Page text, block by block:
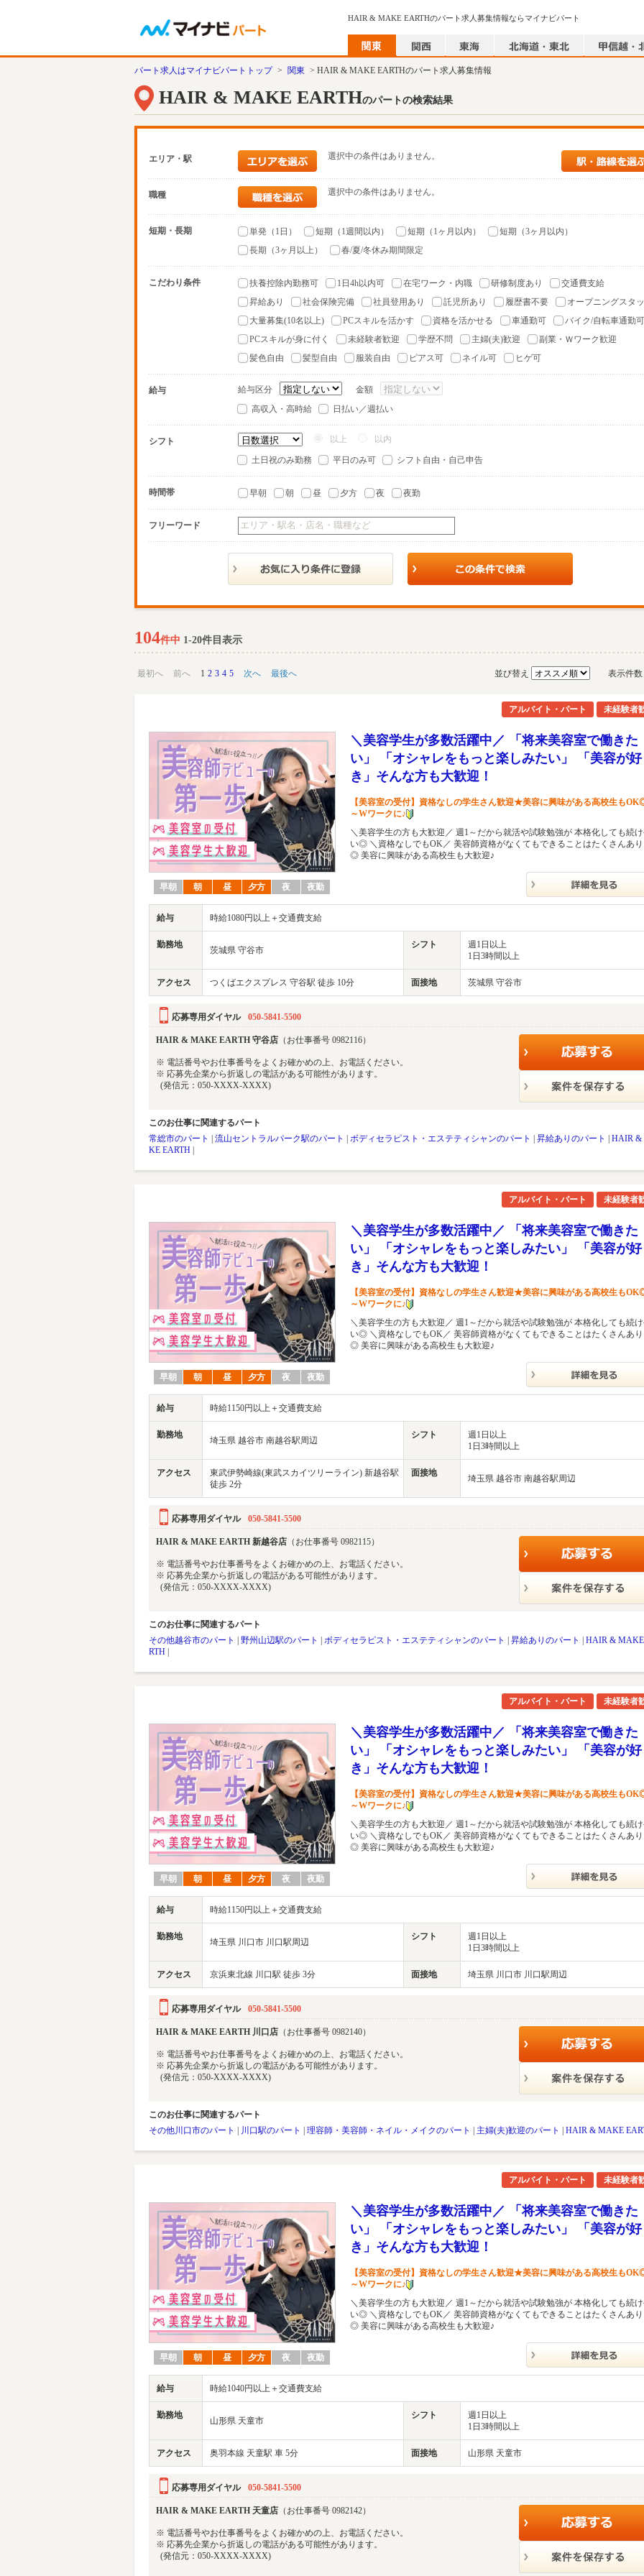
HAIR & MAKE EARTHのパート求人募集情報ならマイナビパート
パート求人はマイナビパートトップ > 関東 > HAIR & MAKE EARTHのパート求人募集情報
HAIR & MAKE EARTHのパートの検索結果
エリア・駅 選択中の条件はありません。
職種 選択中の条件はありません。
短期・長期 単発（1日） 短期（1週間以内） 短期（1ヶ月以内）
短期（3ヶ月以内）
長期（3ヶ月以上）
春/夏/冬休み期間限定
こだわり条件 扶養控除内勤務可 1日4h以内可 在宅ワーク・内職 研修制度あり
交通費支給
昇給あり
社会保険完備 社員登用あり 託児所あり 履歴書不要
オープニングスタ
大量募集(10名以上)
PCスキルを活かす 資格を活かせる 車通勤可
バイク/自転車通勤可
PCスキルが身に付く
未経験者歓迎 学歴不問 主婦(夫)歓迎
副業・Ｗワーク歓迎
髪色自由
髪型自由 服装自由 ピアス可 ネイル可 ヒゲ可
給与 給与区分
金額
高収入・高時給
日払い／週払い
シフト 以上 以内
土日祝のみ勤務 平日のみ可 シフト自由・自己申告
時間帯 早朝 朝 昼 夕方 夜 夜勤
フリーワード
104件中 1-20件目表示
最初へ 前へ 1 2 3 4 5 次へ 最後へ 並び替え 表示件数
アルバイト・パート 未経験者
早朝 朝 昼 夕方 夜 夜勤
＼美容学生が多数活躍中／ 「将来美容室で働きた
い」 「オシャレをもっと楽しみたい」 「美容が好
き」そんな方も大歓迎！
【美容室の受付】資格なしの学生さん歓迎★美容に興味がある高校生も
～Wワークに♪
＼美容学生の方も大歓迎／ 週1～だから就活や試験勉強が 本格化しても続
い◎ ＼資格なしでもOK／ 美容師資格がなくてもできることはたくさんあ
◎ 美容に興味がある高校生も大歓迎♪
給与 時給1080円以上＋交通費支給
勤務地
茨城県 守谷市
シフト
週1日以上
1日3時間以上
アクセス つくばエクスプレス 守谷駅 徒歩 10分 面接地 茨城県 守谷市
応募専用ダイヤル 050-5841-5500
HAIR & MAKE EARTH 守谷店 （お仕事番号 0982116）
※ 電話番号やお仕事番号をよくお確かめの上、お電話ください。
※ 応募先企業から折返しの電話がある可能性があります。
(発信元：050-XXXX-XXXX)
このお仕事に関連するパート
常総市のパート
流山セントラルパーク駅のパート ボディセラピスト・エステティシャンのパート 昇給ありのパート
HAIR &
KE EARTH
アルバイト・パート 未経験者
早朝 朝 昼 夕方 夜 夜勤
＼美容学生が多数活躍中／ 「将来美容室で働きた
い」 「オシャレをもっと楽しみたい」 「美容が好
き」そんな方も大歓迎！
【美容室の受付】資格なしの学生さん歓迎★美容に興味がある高校生も
～Wワークに♪
＼美容学生の方も大歓迎／ 週1～だから就活や試験勉強が 本格化しても続
い◎ ＼資格なしでもOK／ 美容師資格がなくてもできることはたくさんあ
◎ 美容に興味がある高校生も大歓迎♪
給与 時給1150円以上＋交通費支給
勤務地
埼玉県 越谷市 南越谷駅周辺
シフト
週1日以上
1日3時間以上
アクセス
東武伊勢崎線(東武スカイツリーライン) 新越谷駅
徒歩 2分
面接地
埼玉県 越谷市 南越谷駅周辺
応募専用ダイヤル 050-5841-5500
HAIR & MAKE EARTH 新越谷店 （お仕事番号 0982115）
※ 電話番号やお仕事番号をよくお確かめの上、お電話ください。
※ 応募先企業から折返しの電話がある可能性があります。
(発信元：050-XXXX-XXXX)
このお仕事に関連するパート
その他越谷市のパート
野州山辺駅のパート ボディセラピスト・エステティシャンのパート 昇給ありのパート
HAIR &
RTH
アルバイト・パート 未経験者
早朝 朝 昼 夕方 夜 夜勤
＼美容学生が多数活躍中／ 「将来美容室で働きた
い」 「オシャレをもっと楽しみたい」 「美容が好
き」そんな方も大歓迎！
【美容室の受付】資格なしの学生さん歓迎★美容に興味がある高校生も
～Wワークに♪
＼美容学生の方も大歓迎／ 週1～だから就活や試験勉強が 本格化しても続
い◎ ＼資格なしでもOK／ 美容師資格がなくてもできることはたくさんあ
◎ 美容に興味がある高校生も大歓迎♪
給与 時給1150円以上＋交通費支給
勤務地
埼玉県 川口市 川口駅周辺
シフト
週1日以上
1日3時間以上
アクセス 京浜東北線 川口駅 徒歩 3分 面接地 埼玉県 川口市 川口駅周辺
応募専用ダイヤル 050-5841-5500
HAIR & MAKE EARTH 川口店 （お仕事番号 0982140）
※ 電話番号やお仕事番号をよくお確かめの上、お電話ください。
※ 応募先企業から折返しの電話がある可能性があります。
(発信元：050-XXXX-XXXX)
このお仕事に関連するパート
その他川口市のパート
川口駅のパート 理容師・美容師・ネイル・メイクのパート 主婦(夫)歓迎のパート HAIR & MAKE
アルバイト・パート 未経験者
早朝 朝 昼 夕方 夜 夜勤
＼美容学生が多数活躍中／ 「将来美容室で働きた
い」 「オシャレをもっと楽しみたい」 「美容が好
き」そんな方も大歓迎！
【美容室の受付】資格なしの学生さん歓迎★美容に興味がある高校生も
～Wワークに♪
＼美容学生の方も大歓迎／ 週1～だから就活や試験勉強が 本格化しても続
い◎ ＼資格なしでもOK／ 美容師資格がなくてもできることはたくさんあ
◎ 美容に興味がある高校生も大歓迎♪
給与 時給1040円以上＋交通費支給
勤務地
山形県 天童市
シフト
週1日以上
1日3時間以上
アクセス 奥羽本線 天童駅 車 5分 面接地 山形県 天童市
応募専用ダイヤル 050-5841-5500
HAIR & MAKE EARTH 天童店 （お仕事番号 0982142）
※ 電話番号やお仕事番号をよくお確かめの上、お電話ください。
※ 応募先企業から折返しの電話がある可能性があります。
(発信元：050-XXXX-XXXX)